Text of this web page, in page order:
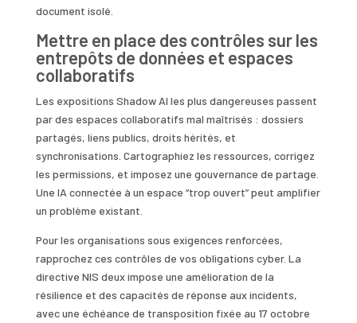
document isolé.
Mettre en place des contrôles sur les
entrepôts de données et espaces
collaboratifs
Les expositions Shadow AI les plus dangereuses passent
par des espaces collaboratifs mal maîtrisés : dossiers
partagés, liens publics, droits hérités, et
synchronisations. Cartographiez les ressources, corrigez
les permissions, et imposez une gouvernance de partage.
Une IA connectée à un espace “trop ouvert” peut amplifier
un problème existant.
Pour les organisations sous exigences renforcées,
rapprochez ces contrôles de vos obligations cyber. La
directive NIS deux impose une amélioration de la
résilience et des capacités de réponse aux incidents,
avec une échéance de transposition fixée au 17 octobre